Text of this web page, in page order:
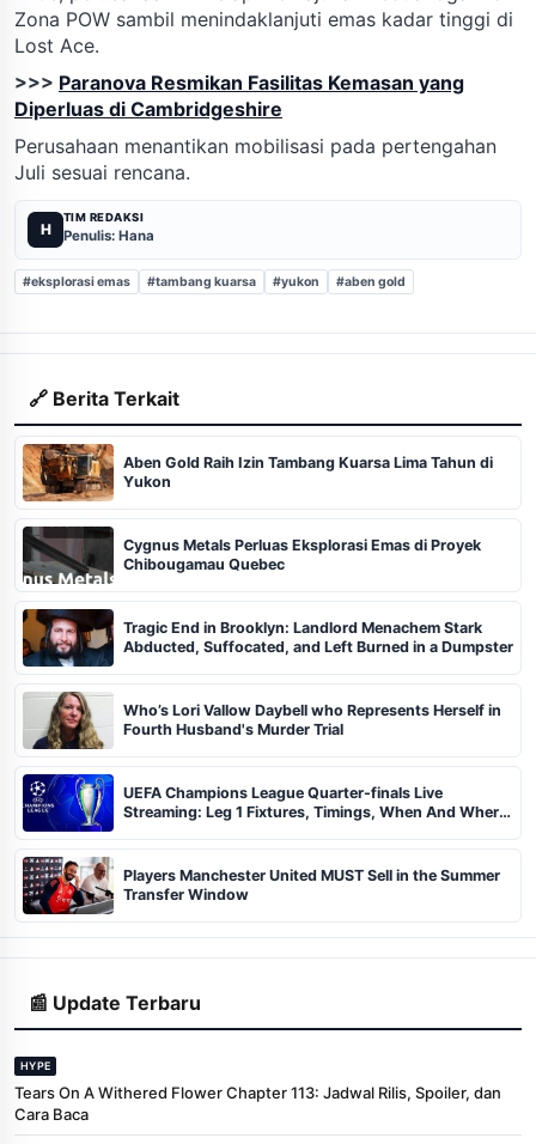
Zona POW sambil menindaklanjuti emas kadar tinggi di
Lost Ace.
>>> Paranova Resmikan Fasilitas Kemasan yang
Diperluas di Cambridgeshire
Perusahaan menantikan mobilisasi pada pertengahan
Juli sesuai rencana.
H
TIM REDAKSI
Penulis: Hana
#eksplorasi emas #tambang kuarsa #yukon #aben gold
🔗 Berita Terkait
Aben Gold Raih Izin Tambang Kuarsa Lima Tahun di
Yukon
Cygnus Metals Perluas Eksplorasi Emas di Proyek
Chibougamau Quebec
Tragic End in Brooklyn: Landlord Menachem Stark
Abducted, Suffocated, and Left Burned in a Dumpster
Who’s Lori Vallow Daybell who Represents Herself in
Fourth Husband's Murder Trial
UEFA Champions League Quarter-finals Live
Streaming: Leg 1 Fixtures, Timings, When And Where
Players Manchester United MUST Sell in the Summer
Transfer Window
📰 Update Terbaru
HYPE
Tears On A Withered Flower Chapter 113: Jadwal Rilis, Spoiler, dan
Cara Baca